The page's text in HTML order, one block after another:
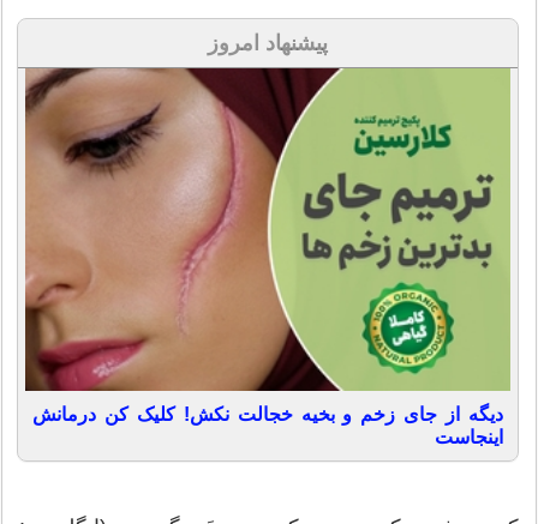
پیشنهاد امروز
دیگه از جای زخم و بخیه خجالت نکش! کلیک کن درمانش
اینجاست